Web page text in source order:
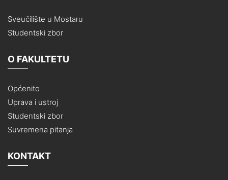
Sveučilište u Mostaru
Studentski zbor
O FAKULTETU
Općenito
Uprava i ustroj
Studentski zbor
Suvremena pitanja
KONTAKT